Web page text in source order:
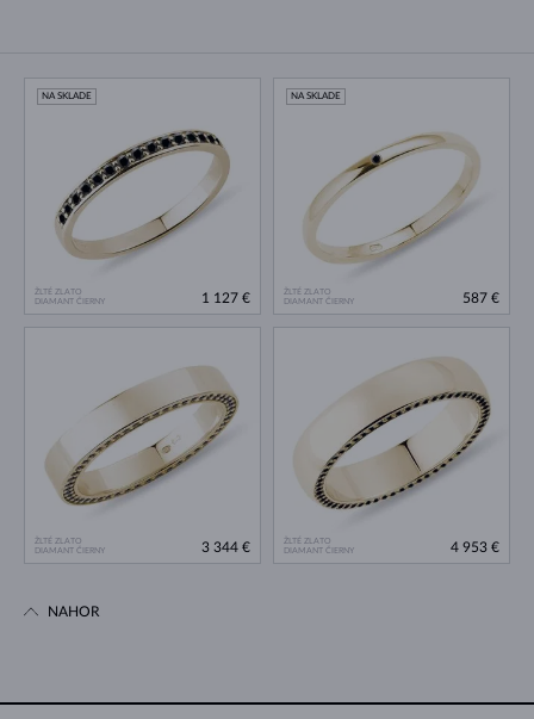
ŽLTÉ ZLATO
DIAMANT ČIERNY
NA SKLADE
1 127 €
ŽLTÉ ZLATO
DIAMANT ČIERNY
NA SKLADE
587 €
ŽLTÉ ZLATO
DIAMANT ČIERNY
3 344 €
ŽLTÉ ZLATO
DIAMANT ČIERNY
4 953 €
NAHOR